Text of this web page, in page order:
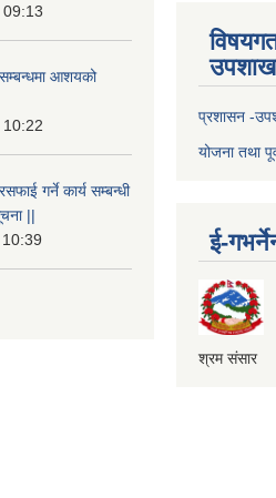
आशयको
गर्ने कार्य सम्बन्धी
||
प्रशासन -
योजना तथा
ई-
श्रम संसार